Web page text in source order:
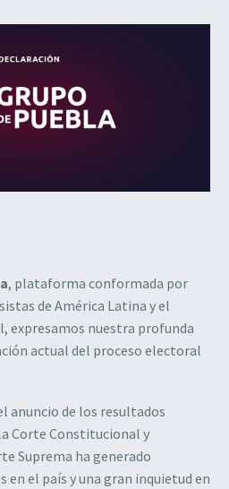
, plataforma conformada por
de América Latina y el
expresamos nuestra profunda
actual del proceso electoral
anuncio de los resultados
Corte Constitucional y
Suprema ha generado
el país y una gran inquietud en